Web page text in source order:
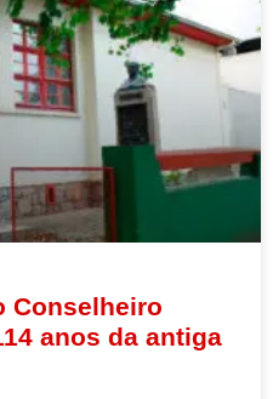
Conselheiro
anos da antiga